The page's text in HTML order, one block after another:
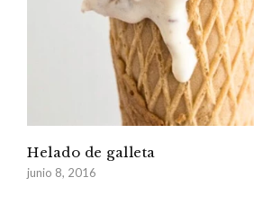
Helado de galleta
junio 8, 2016